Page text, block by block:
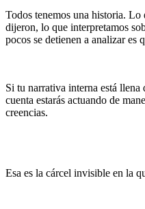
Todos tenemos una historia.
dijeron, lo que interpretamos
pocos se detienen a analizar es
Si tu narrativa interna está llena
cuenta estarás actuando de
creencias.
Esa es la cárcel invisible en la